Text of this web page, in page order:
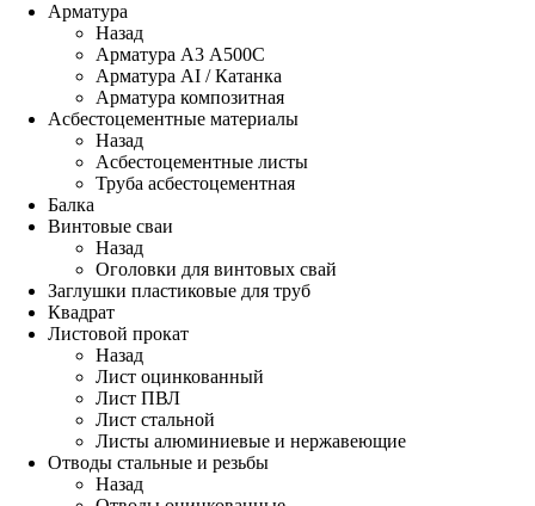
Арматура
Назад
Арматура А3 А500С
Арматура АI / Катанка
Арматура композитная
Асбестоцементные материалы
Назад
Асбестоцементные листы
Труба асбестоцементная
Балка
Винтовые сваи
Назад
Оголовки для винтовых свай
Заглушки пластиковые для труб
Квадрат
Листовой прокат
Назад
Лист оцинкованный
Лист ПВЛ
Лист стальной
Листы алюминиевые и нержавеющие
Отводы стальные и резьбы
Назад